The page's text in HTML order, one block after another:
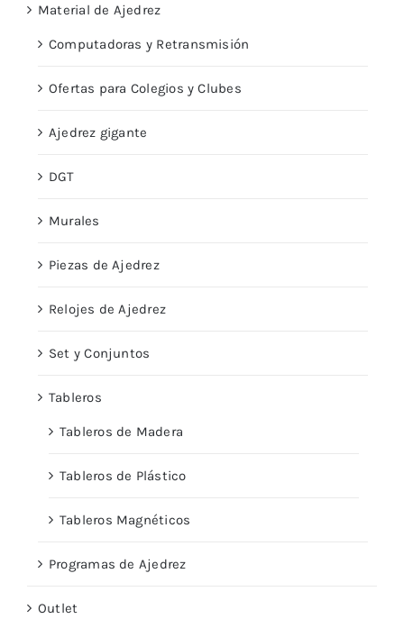
Material de Ajedrez
Computadoras y Retransmisión
Ofertas para Colegios y Clubes
Ajedrez gigante
DGT
Murales
Piezas de Ajedrez
Relojes de Ajedrez
Set y Conjuntos
Tableros
Tableros de Madera
Tableros de Plástico
Tableros Magnéticos
Programas de Ajedrez
Outlet